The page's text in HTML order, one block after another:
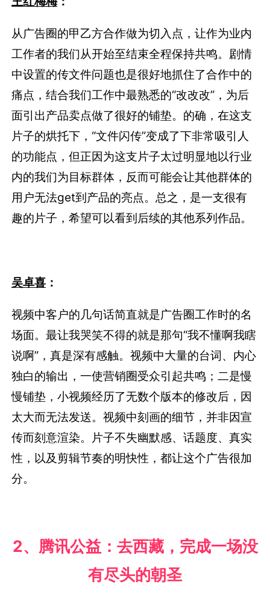
从广告圈的甲乙方合作做为切入点，让作为业内
工作者的我们从开始至结束全程保持共鸣。剧情
中设置的传文件问题也是很好地抓住了合作中的
痛点，结合我们工作中最熟悉的“改改改”，为后
面引出产品卖点做了很好的铺垫。的确，在这支
片子的烘托下，“文件闪传”变成了下非常吸引人
的功能点，但正因为这支片子太过明显地以行业
内的我们为目标群体，反而可能会让其他群体的
用户无法get到产品的亮点。总之，是一支很有
趣的片子，希望可以看到后续的其他系列作品。
吴卓喜 ：
视频中客户的几句话简直就是广告圈工作时的名
场面。最让我哭笑不得的就是那句“我不懂啊我瞎
说啊”，真是深有感触。视频中大量的台词、内心
独白的输出，一使营销圈受众引起共鸣；二是慢
慢铺垫，小视频经历了无数个版本的修改后，因
太大而无法发送。视频中刻画的细节，并非因宣
传而刻意渲染。片子不失幽默感、话题度、真实
性，以及剪辑节奏的明快性，都让这个广告很加
分。
2、 腾讯公益：去西藏，完成一场没
有尽头的朝圣